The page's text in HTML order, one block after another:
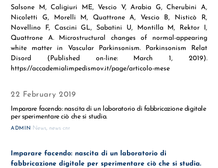
Salsone M, Caligiuri ME, Vescio V, Arabia G, Cherubini A,
Nicoletti G, Morelli M, Quattrone A, Vescio B, Nisticò R,
Novellino F, Cascini GL, Sabatini U, Montilla M, Rektor I,
Quattrone A. Microstructural changes of normal-appearing
white matter in Vascular Parkinsonism. Parkinsonism Relat
Disord (Published on-line: March 1, 2019).
https://accademialimpedismov.it/page/articolo-mese
22 February 2019
Imparare facendo: nascita di un laboratorio di fabbricazione digitale
per sperimentare ciò che si studia.
ADMIN News, news cnr
Imparare facendo: nascita di un laboratorio di
fabbricazione digitale per sperimentare ciò che si studia.